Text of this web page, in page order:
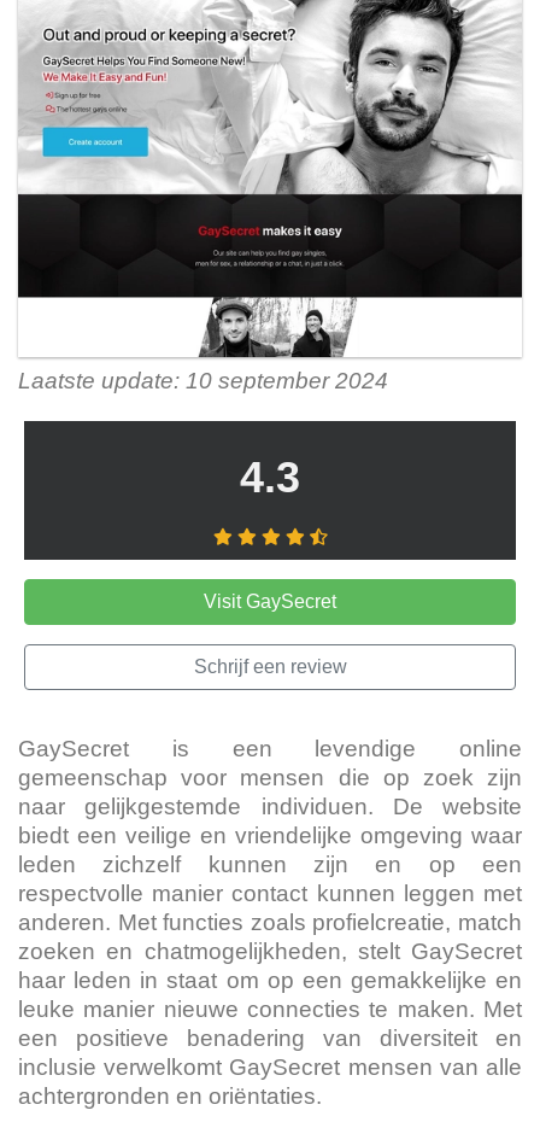
Laatste update: 10 september 2024
4.3
Visit GaySecret
Schrijf een review
GaySecret is een levendige online
gemeenschap voor mensen die op zoek zijn
naar gelijkgestemde individuen. De website
biedt een veilige en vriendelijke omgeving waar
leden zichzelf kunnen zijn en op een
respectvolle manier contact kunnen leggen met
anderen. Met functies zoals profielcreatie, match
zoeken en chatmogelijkheden, stelt GaySecret
haar leden in staat om op een gemakkelijke en
leuke manier nieuwe connecties te maken. Met
een positieve benadering van diversiteit en
inclusie verwelkomt GaySecret mensen van alle
achtergronden en oriëntaties.